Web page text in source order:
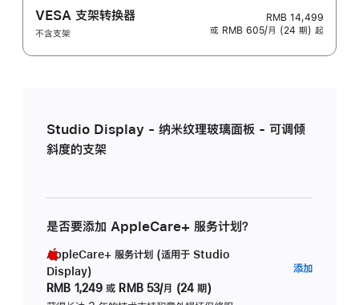
VESA 支架转换器
不含支架
RMB 14,499
或 RMB 605/月 (24 期) 起
Studio Display - 纳米纹理玻璃面板 - 可调倾
斜度的支架
是否要添加 AppleCare+ 服务计划？
AppleCare+ 服务计划 (适用于 Studio
Display)
RMB 1,249 或 RMB 53/月 (24 期)
添加